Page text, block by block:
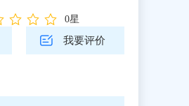
0星
我要评价